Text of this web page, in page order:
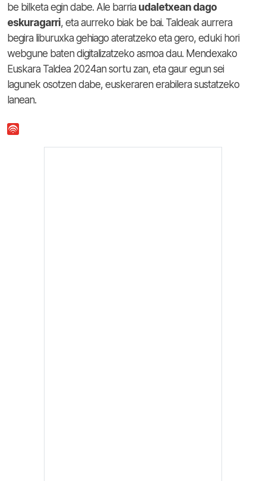
be bilketa egin dabe. Ale barria udaletxean dago
eskuragarri, eta aurreko biak be bai. Taldeak aurrera
begira liburuxka gehiago ateratzeko eta gero, eduki hori
webgune baten digitalizatzeko asmoa dau. Mendexako
Euskara Taldea 2024an sortu zan, eta gaur egun sei
lagunek osotzen dabe, euskeraren erabilera sustatzeko
lanean.